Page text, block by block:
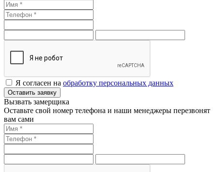
Я согласен на обработку персональных данных
Оставить заявку
Вызвать замерщика
Оставьте свой номер телефона и наши менеджеры перезвонят
вам сами